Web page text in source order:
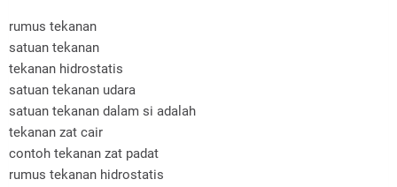
rumus tekanan
satuan tekanan
tekanan hidrostatis
satuan tekanan udara
satuan tekanan dalam si adalah
tekanan zat cair
contoh tekanan zat padat
rumus tekanan hidrostatis